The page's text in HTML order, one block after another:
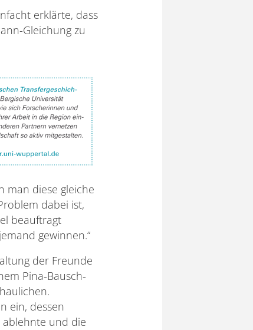
erklärte, dass
Gleichung zu
man diese gleiche
dabei ist,
beauftragt
gewinnen.“
der Freunde
Pina-Bausch-
ein, dessen
ablehnte und die